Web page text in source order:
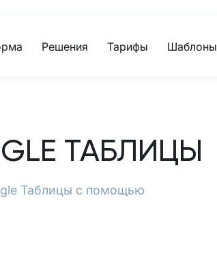
Решения Тарифы Шаблоны
ТАБЛИЦЫ
Таблицы с помощью